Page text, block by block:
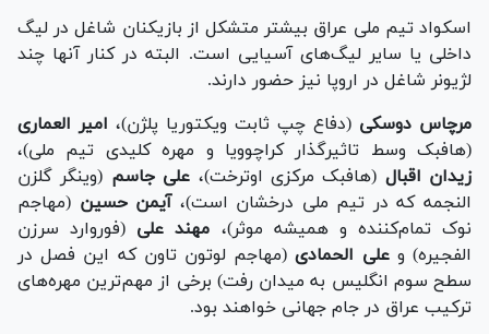
اسکواد تیم ملی عراق بیشتر متشکل از بازیکنان شاغل در لیگ
داخلی یا سایر لیگ‌های آسیایی است. البته در کنار آنها چند
لژیونر شاغل در اروپا نیز حضور دارند.
مرچاس دوسکی (دفاع چپ ثابت ویکتوریا پلژن)، امیر العماری
(هافبک وسط تاثیرگذار کراچوویا و مهره کلیدی تیم ملی)،
زیدان اقبال (هافبک مرکزی اوترخت)، علی جاسم (وینگر گلزن
النجمه که در تیم ملی درخشان است)،آیمن حسین (مهاجم
نوک تمام‌کننده و همیشه موثر)، مهند علی (فوروارد سرزن
الفجیره) وعلی الحمادی(مهاجم لوتون تاون که این فصل در
سطح سوم انگلیس به میدان رفت) برخی از مهم‌ترین مهره‌های
ترکیب عراق در جام جهانی خواهند بود.